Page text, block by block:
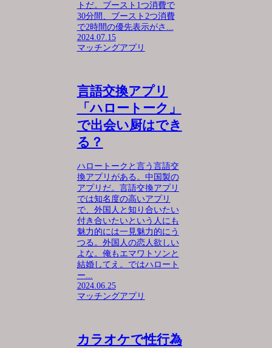
トだ。ブースト1つ消費で
30分間、ブースト2つ消費
で2時間の優先表示がさ...
2024.07.15
マッチングアプリ
言語交換アプリ
「ハロートーク」
で出会い厨はでき
る？
ハロートークと言う言語交
換アプリがある。中国製の
アプリだ。言語交換アプリ
では知名度の高いアプリ
で、外国人と知り合いたい
付き合いたいという人にも
魅力的には一見魅力的にう
つる。外国人の恋人欲しい
よな。俺もエマワトソンと
結婚してえ。ではハロート
ー...
2024.06.25
マッチングアプリ
カラオケで性行為